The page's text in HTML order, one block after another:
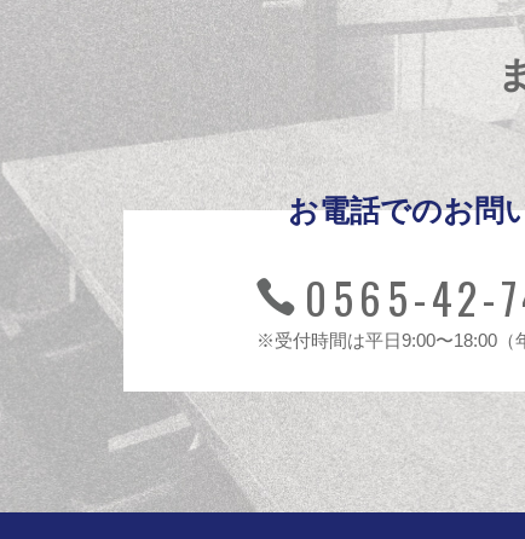
お電話でのお問
0565-42-
※受付時間は平日9:00〜18:00（